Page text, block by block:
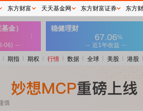
期指 期权 行情 数据 全球 美股 港股
东方财富 天天基金网 东方财富证券 东方